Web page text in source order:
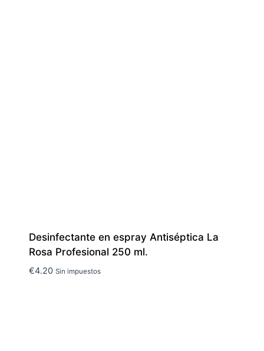
Desinfectante en espray Antiséptica La
Rosa Profesional 250 ml.
€4.20 Sin impuestos